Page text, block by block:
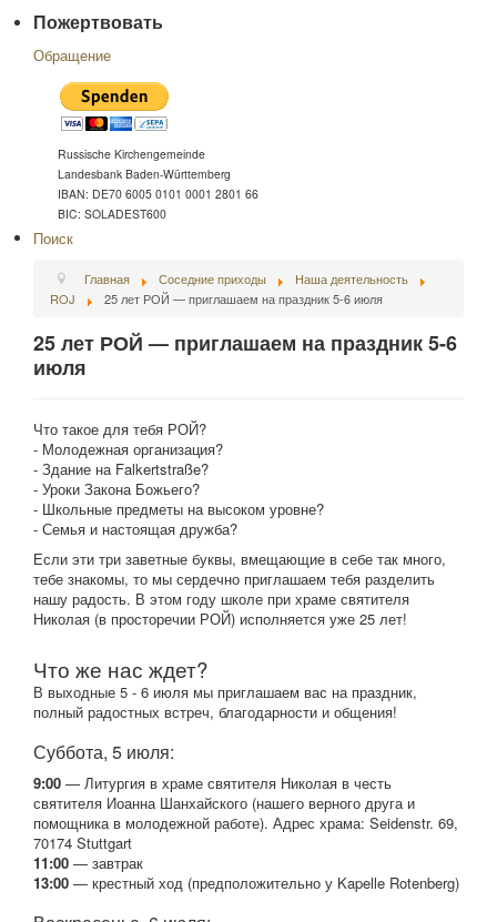
Пожертвовать
Обращение
Russische Kirchengemeinde
Landesbank Baden-Württemberg
IBAN: DE70 6005 0101 0001 2801 66
BIC: SOLADEST600
Поиск
Главная Соседние приходы
Наша деятельность
ROJ
25 лет РОЙ — приглашаем на праздник 5-6 июля
25 лет РОЙ — приглашаем на праздник 5-6
июля
Что такое для тебя РОЙ?
- Молодежная организация?
- Здание на Falkertstraße?
- Уроки Закона Божьего?
- Школьные предметы на высоком уровне?
- Семья и настоящая дружба?
Если эти три заветные буквы, вмещающие в себе так много,
тебе знакомы, то мы сердечно приглашаем тебя разделить
нашу радость. В этом году школе при храме святителя
Николая (в просторечии РОЙ) исполняется уже 25 лет!
Что же нас ждет?
В выходные 5 - 6 июля мы приглашаем вас на праздник,
полный радостных встреч, благодарности и общения!
Суббота, 5 июля:
9:00 — Литургия в храме святителя Николая в честь
святителя Иоанна Шанхайского (нашего верного друга и
помощника в молодежной работе). Адрес храма: Seidenstr. 69,
70174 Stuttgart
11:00 — завтрак
13:00 — крестный ход (предположительно у Kapelle Rotenberg)